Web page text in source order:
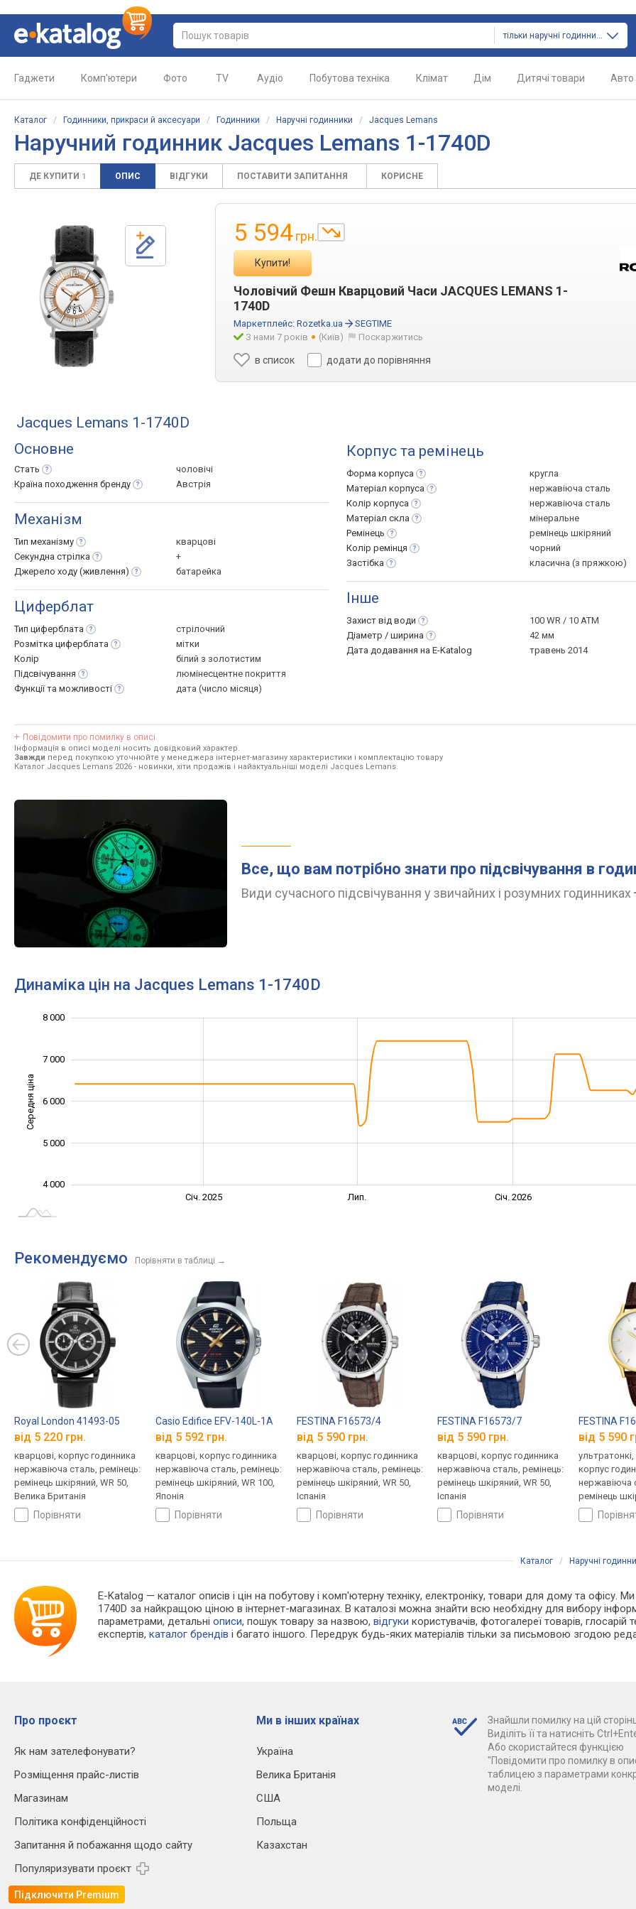
тільки наручні годинники
Гаджети Комп'ютери Фото TV Аудіо Побутова техніка Клімат Дім Дитячі товари Авто
Каталог / Годинники, прикраси й аксесуари / Годинники / Наручні годинники / Jacques Lemans
Наручний годинник Jacques Lemans 1-1740D
ДЕ КУПИТИ 1 ОПИС ВІДГУКИ ПОСТАВИТИ ЗАПИТАННЯ КОРИСНЕ
5 594грн.
Купити!
Чоловічий Фешн Кварцовий Часи JACQUES LEMANS 1-
1740D
Маркетплейс: Rozetka.ua
SEGTIME
З нами 7 років
(Київ) Поскаржитись
в список додати до порівняння
Jacques Lemans 1-1740D
Основне
Стать
чоловічі
Країна походження бренду Австрія
Механізм
Тип механізму
кварцові
Секундна стрілка
+
Джерело ходу (живлення) батарейка
Циферблат
Тип циферблата
стрілочний
Розмітка циферблата
мітки
Колір
білий з золотистим
Підсвічування
люмінесцентне покриття
Функції та можливості дата (число місяця)
Корпус та ремінець
Форма корпуса
кругла
Матеріал корпуса
нержавіюча сталь
Колір корпуса
нержавіюча сталь
Матеріал скла
мінеральне
Ремінець
ремінець шкіряний
Колір ремінця
чорний
Застібка
класична (з пряжкою)
Інше
Захист від води
100 WR / 10 ATM
Діаметр / ширина
42 мм
Дата додавання на E-Katalog
травень 2014
Повідомити про помилку в описі
Інформація в описі моделі носить довідковий характер.
Завжди перед покупкою уточнюйте у менеджера інтернет-магазину характеристики і комплектацію товару
Каталог Jacques Lemans 2026 - новинки, хіти продажів і найактуальніші моделі Jacques Lemans.
Все, що вам потрібно знати про підсвічування в
Види сучасного підсвічування у звичайних і розумних годинниках
Динаміка цін на Jacques Lemans 1-1740D
Середня ціна 4 000
4 000
5 000
6 000
7 000
8 000
Січ. 2025 Лип. Січ. 2026
Рекомендуємо Порівняти в таблиці →
Royal London 41493-05
від 5 220 грн.
кварцові, корпус годинника
нержавіюча сталь, ремінець:
ремінець шкіряний, WR 50,
Велика Британія
порівняти
Casio Edifice EFV-140L-1A
від 5 592 грн.
кварцові, корпус годинника
нержавіюча сталь, ремінець:
ремінець шкіряний, WR 100,
Японія
порівняти
FESTINA F16573/4
від 5 590 грн.
кварцові, корпус годинника
нержавіюча сталь, ремінець:
ремінець шкіряний, WR 50,
Іспанія
порівняти
FESTINA F16573/7
від 5 590 грн.
кварцові, корпус годинника
нержавіюча сталь, ремінець:
ремінець шкіряний, WR 50,
Іспанія
порівняти
FESTINA
від 5 590
корпус
нержавіюча
ремінець
Іспанія
Каталог / Наручні
E-Katalog — каталог описів і цін на побутову і комп'ютерну техніку, електроніку, товари для дому та
1740D за найкращою ціною в інтернет-магазинах. В каталозі можна знайти всю необхідну для вибору
параметрами, детальніописи, пошук товару за назвою,відгуки користувачів, фотогалереї товарів, глосарій
експертів,каталог брендів і багато іншого. Передрук будь-яких матеріалів тільки за письмовою згодою
Про проєкт
Як нам зателефонувати?
Розміщення прайс-листів
Магазинам
Політика конфіденційності
Запитання й побажання щодо сайту
Популяризувати проєкт
Підключити Premium
Ми в інших країнах
Україна
Велика Британія
США
Польща
Казахстан
Знайшли помилку на цій
Виділіть її та натисніть
Або скористайтеся функцією
"Повідомити про помилку в
таблицею з параметрами
моделі.